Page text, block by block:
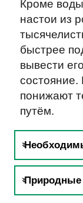
Кроме
настои из
быстрее
вывести
понижают
путём.
Природные